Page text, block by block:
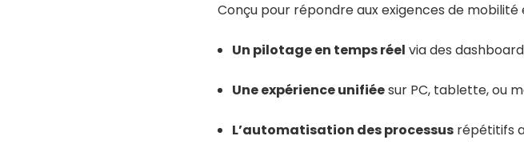
Conçu pour répondre aux exigences de mobilité
Un pilotage en temps réel via des
Une expérience unifiéesur PC, tablette, ou
L’automatisation des processus répétitifs